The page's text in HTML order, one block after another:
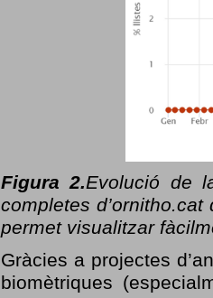
Figura 2.Evolució de
completes
permet visualitzar
Gràcies a projectes
biomètriques